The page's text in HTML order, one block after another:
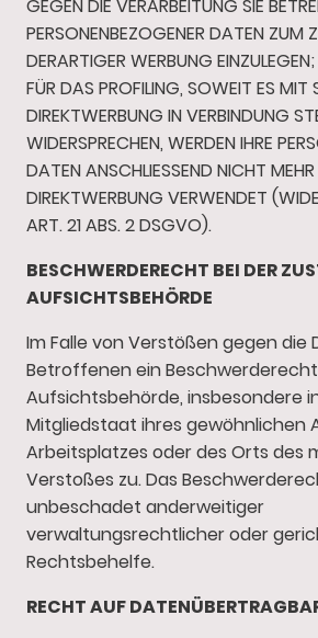
GEGEN DIE VERARBEITUNG SIE
PERSONENBEZOGENER DATEN ZUM
DERARTIGER WERBUNG
FÜR DAS PROFILING, SOWEIT ES MIT
DIREKTWERBUNG IN VERBINDUNG
WIDERSPRECHEN, WERDEN IHRE
DATEN ANSCHLIESSEND NICHT
DIREKTWERBUNG VERWENDET
ART. 21 ABS. 2 DSGVO).
BESCHWERDE­RECHT BEI DER
AUFSICHTS­BEHÖRDE
Im Falle von Verstößen gegen die
Betroffenen ein
Aufsichtsbehörde, insbesondere
Mitgliedstaat ihres gewöhnlichen
Arbeitsplatzes oder des Orts des
Verstoßes zu. Das
unbeschadet anderweitiger
verwaltungsrechtlicher oder
Rechtsbehelfe.
RECHT AUF